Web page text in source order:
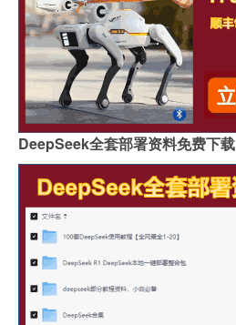
DeepSeek全套部署资料免费下载